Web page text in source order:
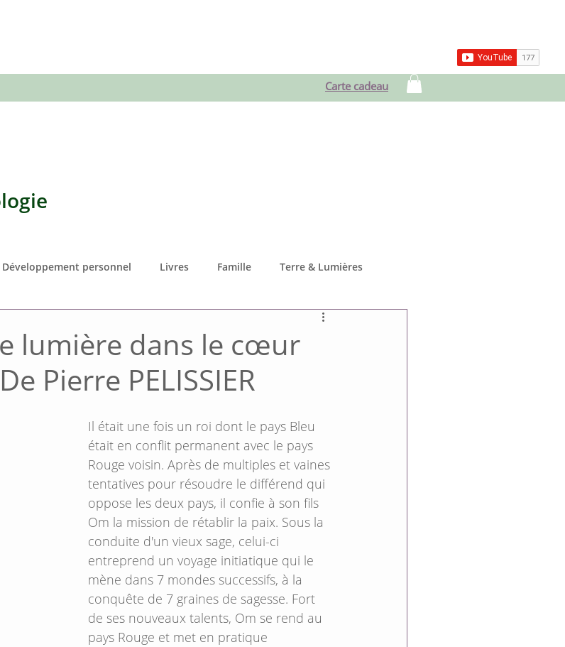
Carte cadeau
Développement personnel Livres Famille Terre & Lumières
lumière dans le cœur
Pierre PELISSIER
Il était une fois un roi dont le pays Bleu
était en conflit permanent avec le pays
Rouge voisin. Après de multiples et vaines
tentatives pour résoudre le différend qui
oppose les deux pays, il confie à son fils
Om la mission de rétablir la paix. Sous la
conduite d'un vieux sage, celui-ci
entreprend un voyage initiatique qui le
mène dans 7 mondes successifs, à la
conquête de 7 graines de sagesse. Fort
de ses nouveaux talents, Om se rend au
pays Rouge et met en pratique